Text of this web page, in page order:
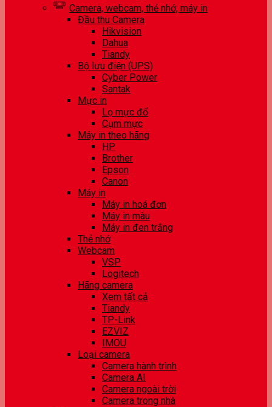
Camera, webcam, thẻ nhớ, máy in
Đầu thu Camera
Hikvision
Dahua
Tiandy
Bộ lưu điện (UPS)
Cyber Power
Santak
Mực in
Lọ mực đổ
Cụm mực
Máy in theo hãng
HP
Brother
Epson
Canon
Máy in
Máy in hoá đơn
Máy in màu
Máy in đen trắng
Thẻ nhớ
Webcam
VSP
Logitech
Hãng camera
Xem tất cả
Tiandy
TP-Link
EZVIZ
IMOU
Loại camera
Camera hành trình
Camera AI
Camera ngoài trời
Camera trong nhà